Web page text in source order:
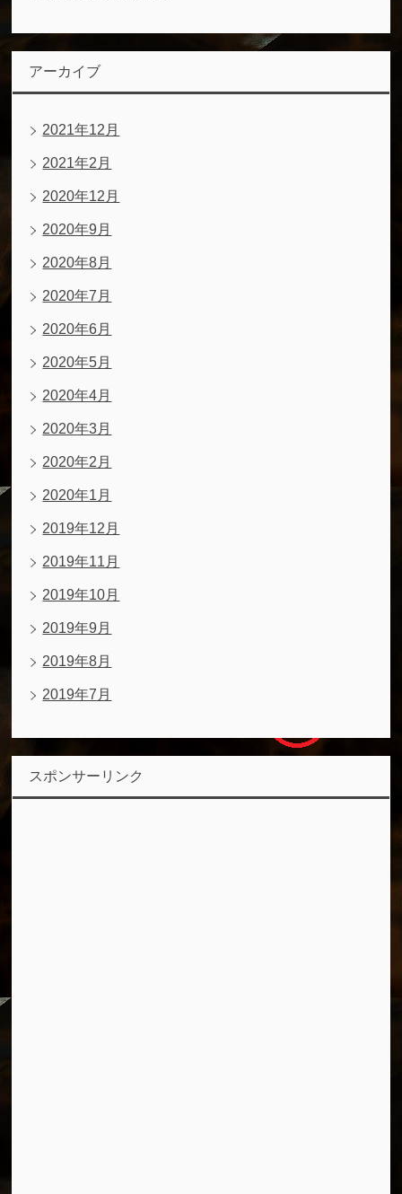
アーカイブ
2021年12月
2021年2月
2020年12月
2020年9月
2020年8月
2020年7月
2020年6月
2020年5月
2020年4月
2020年3月
2020年2月
2020年1月
2019年12月
2019年11月
2019年10月
2019年9月
2019年8月
2019年7月
スポンサーリンク